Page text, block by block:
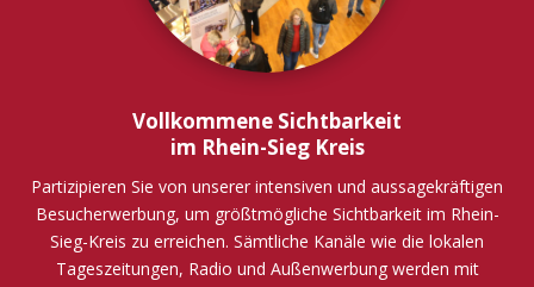
Vollkommene Sichtbarkeit
im Rhein-Sieg Kreis
Partizipieren Sie von unserer intensiven und aussagekräftigen
Besucherwerbung, um größtmögliche Sichtbarkeit im Rhein-
Sieg-Kreis zu erreichen. Sämtliche Kanäle wie die lokalen
Tageszeitungen, Radio und Außenwerbung werden mit